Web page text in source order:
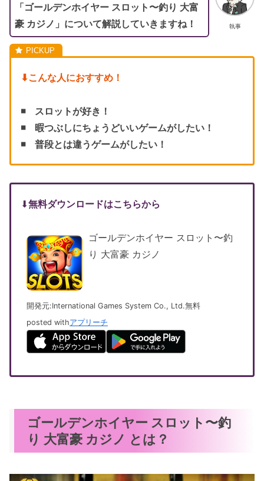
執事
「ゴールデンホイヤー スロット〜釣り 大富
豪 カジノ」について解説していきますね！
⬇︎こんな人におすすめ！
◾️ スロットが好き！
◾️ 暇つぶしにちょうどいいゲームがしたい！
◾️ 普段とは違うゲームがしたい！
⬇︎無料ダウンロードはこちらから
ゴールデンホイヤー スロット〜釣
り 大富豪 カジノ
開発元:International Games System Co., Ltd.無料
posted withアプリーチ
ゴールデンホイヤー スロット〜釣
り 大富豪 カジノ とは？